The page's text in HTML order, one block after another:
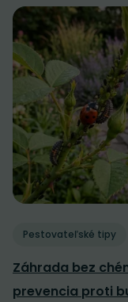
Pestovateľské tipy
Záhrada bez
prevencia proti